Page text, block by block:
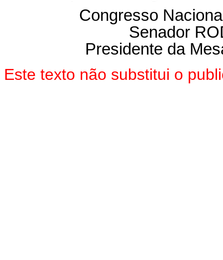
Congresso
Senador
Presidente da
Este texto não substitui o